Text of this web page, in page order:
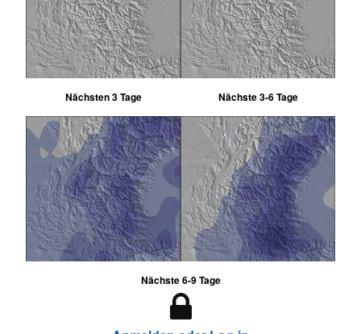
Nächsten 3 Tage Nächste 3-6 Tage
Nächste 6-9 Tage